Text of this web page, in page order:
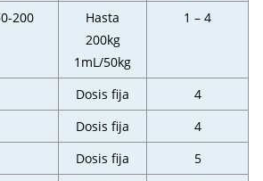
200
Hasta
200kg
1mL/50kg
1 – 4
Dosis fija
4
Dosis fija
4
Dosis fija
5